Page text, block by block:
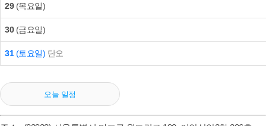
29(목요일)
30(금요일)
31(토요일) 단오
오늘 일정